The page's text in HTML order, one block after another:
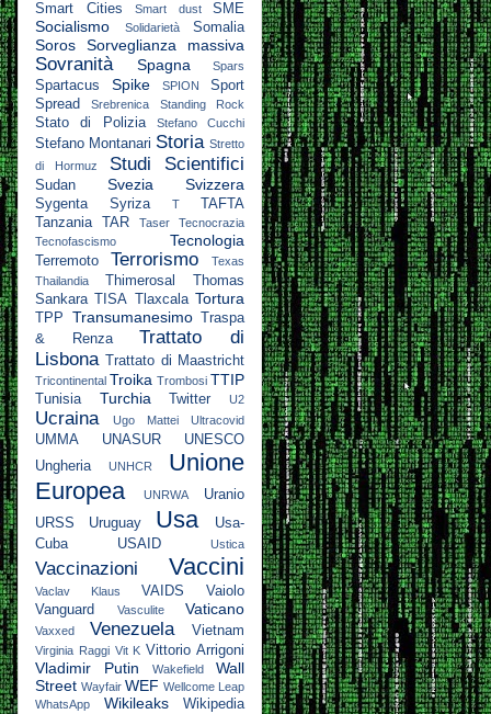
Smart Cities Smart dust SME
Socialismo Solidarietà Somalia
Soros Sorveglianza massiva
Sovranità Spagna Spars
Spartacus Spike SPION
Sport
Spread
Srebrenica Standing Rock
Stato di Polizia Stefano Cucchi
Stefano Montanari Storia Stretto
di Hormuz
Studi Scientifici
Sudan Svezia Svizzera
Sygenta Syriza T
TAFTA
Tanzania
TAR Taser
Tecnocrazia
Tecnofascismo
Tecnologia
Terremoto Terrorismo
Texas
Thailandia
Thimerosal
Thomas
Sankara
TISA Tlaxcala Tortura
TPP Transumanesimo
Traspa
& Renza
Trattato di
Lisbona
Trattato di Maastricht
Tricontinental Troika Trombosi TTIP
Tunisia Turchia Twitter U2
Ucraina Ugo Mattei Ultracovid
UMMA UNASUR
UNESCO
Ungheria
UNHCR
Unione
Europea
UNRWA
Uranio
URSS
Uruguay Usa
Usa-
Cuba
USAID Ustica
Vaccinazioni Vaccini
Vaclav Klaus VAIDS
Vaiolo
Vanguard
Vasculite Vaticano
Vaxxed Venezuela Vietnam
Virginia Raggi Vit K Vittorio Arrigoni
Vladimir Putin Wakefield
Wall
Street Wayfair WEF Wellcome Leap
WhatsApp
Wikileaks
Wikipedia